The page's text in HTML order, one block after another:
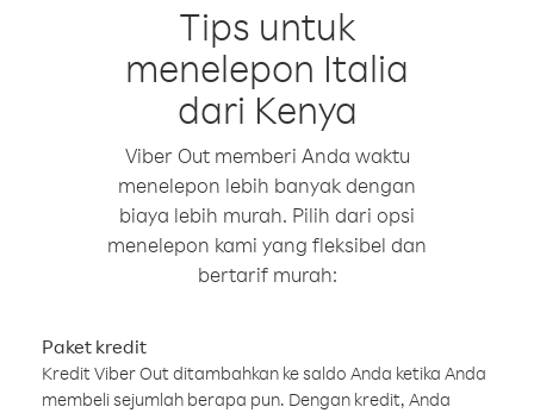
Tips untuk
menelepon Italia
dari Kenya
Viber Out memberi Anda waktu
menelepon lebih banyak dengan
biaya lebih murah. Pilih dari opsi
menelepon kami yang fleksibel dan
bertarif murah:
Paket kredit
Kredit Viber Out ditambahkan ke saldo Anda ketika Anda
membeli sejumlah berapa pun. Dengan kredit, Anda